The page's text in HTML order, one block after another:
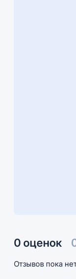
0 оценок
Отзывов пока